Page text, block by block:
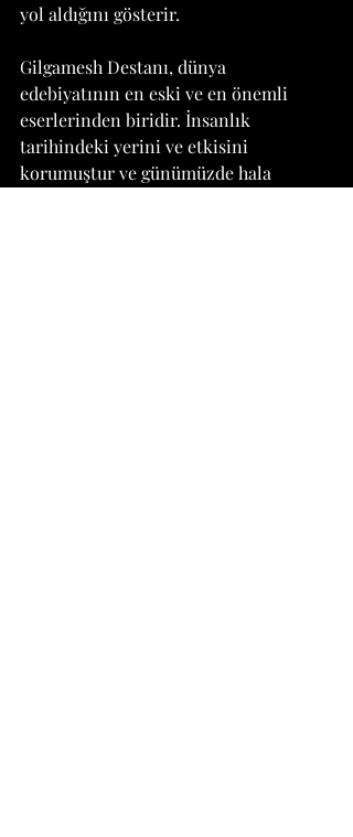
yol aldığını gösterir.
Gilgamesh Destanı, dünya
edebiyatının en eski ve en önemli
eserlerinden biridir. İnsanlık
tarihindeki yerini ve etkisini
korumuştur ve günümüzde hala